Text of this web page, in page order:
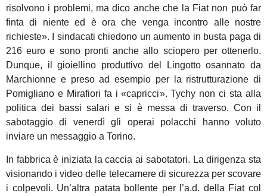
risolvono i problemi, ma dico anche che la Fiat non può far
finta di niente ed è ora che venga incontro alle nostre
richieste». I sindacati chiedono un aumento in busta paga di
216 euro e sono pronti anche allo sciopero per ottenerlo.
Dunque, il gioiellino produttivo del Lingotto osannato da
Marchionne e preso ad esempio per la ristrutturazione di
Pomigliano e Mirafiori fa i «capricci». Tychy non ci sta alla
politica dei bassi salari e si è messa di traverso. Con il
sabotaggio di venerdì gli operai polacchi hanno voluto
inviare un messaggio a Torino.
In fabbrica è iniziata la caccia ai sabotatori. La dirigenza sta
visionando i video delle telecamere di sicurezza per scovare
i colpevoli. Un’altra patata bollente per l’a.d. della Fiat col